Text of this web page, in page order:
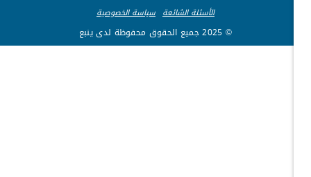
الأسئلة الشائعة سياسة الخصوصية